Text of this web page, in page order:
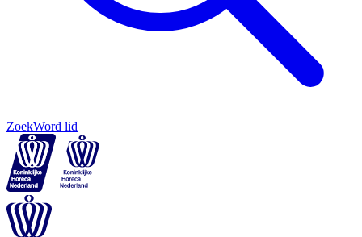
ZoekWord lid